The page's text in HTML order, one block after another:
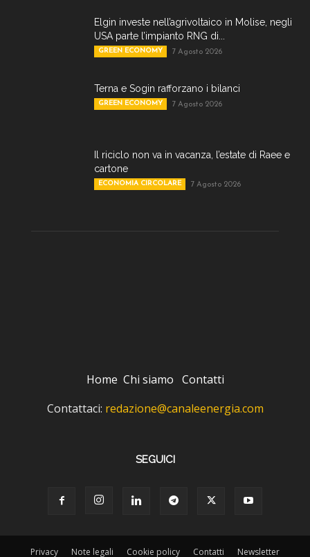
Elgin investe nell’agrivoltaico in Molise, negli
USA parte l’impianto RNG di...
GREEN ECONOMY 7 Agosto 2026
Terna e Sogin rafforzano i bilanci
GREEN ECONOMY 7 Agosto 2026
Il riciclo non va in vacanza, l’estate di Raee e
cartone
ECONOMIA CIRCOLARE 7 Agosto 2026
Home Chi siamo Contatti
Contattaci: redazione@canaleenergia.com
SEGUICI
Privacy Note legali Cookie policy Contatti Newsletter